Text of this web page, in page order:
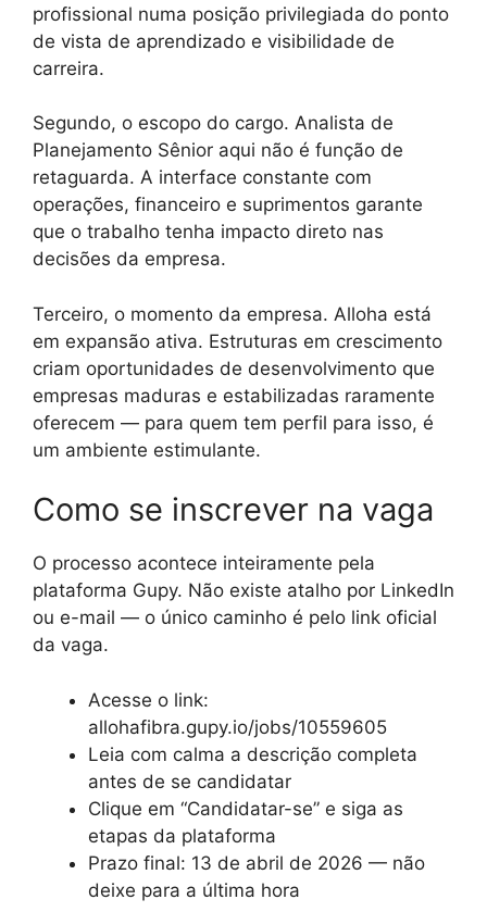
profissional numa posição privilegiada do ponto
de vista de aprendizado e visibilidade de
carreira.
Segundo, o escopo do cargo. Analista de
Planejamento Sênior aqui não é função de
retaguarda. A interface constante com
operações, financeiro e suprimentos garante
que o trabalho tenha impacto direto nas
decisões da empresa.
Terceiro, o momento da empresa. Alloha está
em expansão ativa. Estruturas em crescimento
criam oportunidades de desenvolvimento que
empresas maduras e estabilizadas raramente
oferecem — para quem tem perfil para isso, é
um ambiente estimulante.
Como se inscrever na vaga
O processo acontece inteiramente pela
plataforma Gupy. Não existe atalho por LinkedIn
ou e-mail — o único caminho é pelo link oficial
da vaga.
Acesse o link:
allohafibra.gupy.io/jobs/10559605
Leia com calma a descrição completa
antes de se candidatar
Clique em “Candidatar-se” e siga as
etapas da plataforma
Prazo final: 13 de abril de 2026 — não
deixe para a última hora